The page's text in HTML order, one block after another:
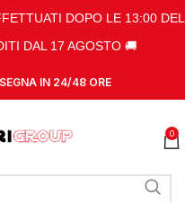
DOPO LE 13:00 DEL
DAL 17 AGOSTO 🚚
IN 24/48 ORE
0